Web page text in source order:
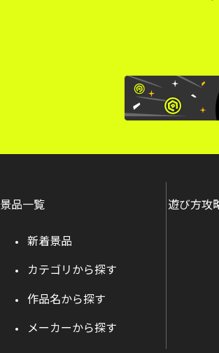
景品一覧
新着景品
カテゴリから探す
作品名から探す
メーカーから探す
遊び方攻